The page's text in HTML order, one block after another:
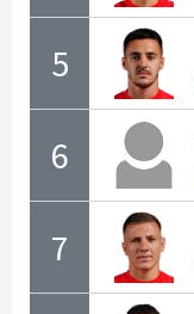
5
6
7